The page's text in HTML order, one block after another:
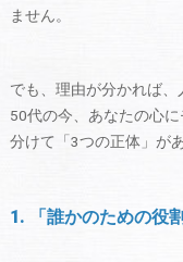
ません。
でも、理由が分かれば、
50代の今、あなたの心
分けて「3つの正体」が
1. 「誰かのための役